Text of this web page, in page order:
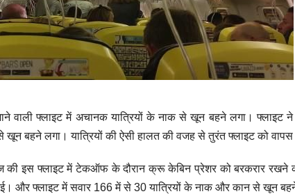
वाली फ्लाइट में अचानक यात्रियों के नाक से खून बहने लगा। फ्लाइट ने
बहने लगा। यात्रियों की ऐसी हालत की वजह से तुरंत फ्लाइट को वापस
की इस फ्लाइट में टेकऑफ के दौरान क्रू केबिन प्रेशर को बरकरार रखने
और फ्लाइट में सवार 166 में से 30 यात्रियों के नाक और कान से खून बहने